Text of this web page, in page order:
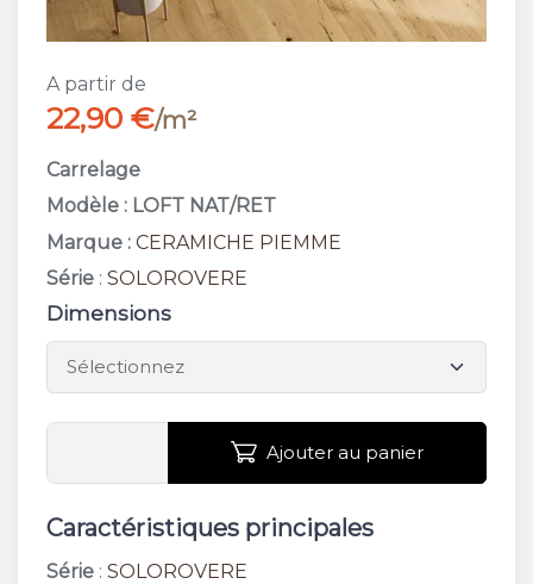
A partir de
22,90 €/m²
Carrelage
Modèle : LOFT NAT/RET
Marque : CERAMICHE PIEMME
Série : SOLOROVERE
Dimensions
Ajouter au panier
Caractéristiques principales
Série : SOLOROVERE